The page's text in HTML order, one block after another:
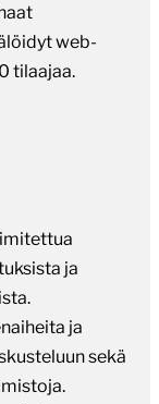
web-
tilaajaa.
ja
ja
sekä